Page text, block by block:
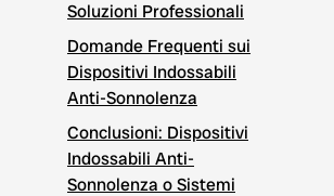
Soluzioni Professionali
Domande Frequenti sui
Dispositivi Indossabili
Anti-Sonnolenza
Conclusioni: Dispositivi
Indossabili Anti-
Sonnolenza o Sistemi